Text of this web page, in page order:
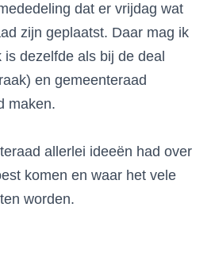
dat er vrijdag wat
zijn geplaatst. Daar mag ik
dezelfde als bij de deal
en gemeenteraad
maken.
allerlei ideeën had over
komen en waar het vele
worden.